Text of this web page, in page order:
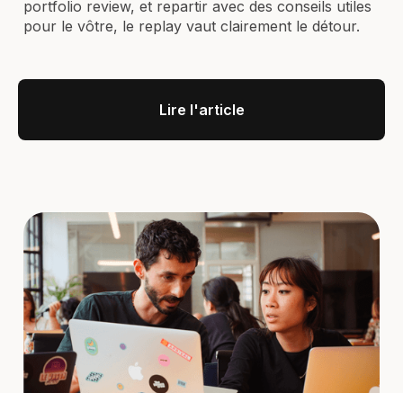
portfolio review, et repartir avec des conseils utiles
pour le vôtre, le replay vaut clairement le détour.
Lire l'article